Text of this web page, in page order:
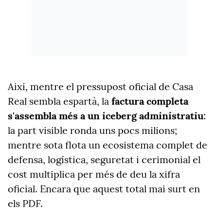
Així, mentre el pressupost oficial de Casa
Real sembla espartà, la factura completa
s'assembla més a un iceberg administratiu:
la part visible ronda uns pocs milions;
mentre sota flota un ecosistema complet de
defensa, logística, seguretat i cerimonial el
cost multiplica per més de deu la xifra
oficial. Encara que aquest total mai surt en
els PDF.